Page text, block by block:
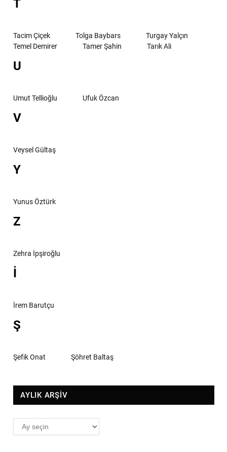
T
Tacim Çiçek Tolga Baybars
Turgay Yalçın
Temel Demirer
Tamer Şahin Tarık Ali
U
Umut Tellioğlu Ufuk Özcan
V
Veysel Gültaş
Y
Yunus Öztürk
Z
Zehra İpşiroğlu
İ
İrem Barutçu
Ş
Şefik Onat Şöhret Baltaş
AYLIK ARŞİV
AYLIK
ARŞİV